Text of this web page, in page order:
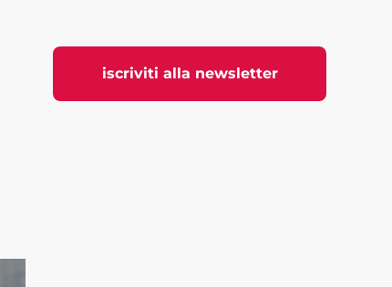
iscriviti alla newsletter